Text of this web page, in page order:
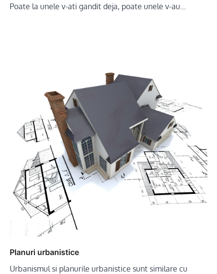
Poate la unele v-ati gandit deja, poate unele v-au…
Planuri urbanistice
Urbanismul si planurile urbanistice sunt similare cu